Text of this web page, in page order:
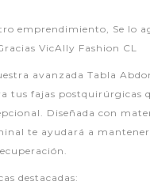
emprendimiento, Se lo
VicAlly Fashion CL
avanzada Tabla
tus fajas postquirúrgicas
Diseñada con
te ayudará a
destacadas: